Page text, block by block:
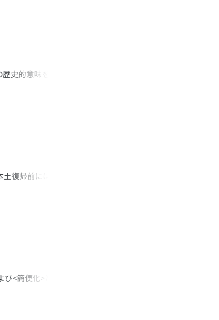
つつ、学校給食
易食堂は一九二
を進めた自治体
史的意味を考え
国日本は酒税と
れ、税務署員を
の論理と統治の
とくに女性たち
る。
復帰前にはハワ
年代に熱帯果樹
期に農協の支援
に生産・販売対
しなかった。し
の機会が生じて
<簡便化>と、そ
足の解消への期
であり、公害問